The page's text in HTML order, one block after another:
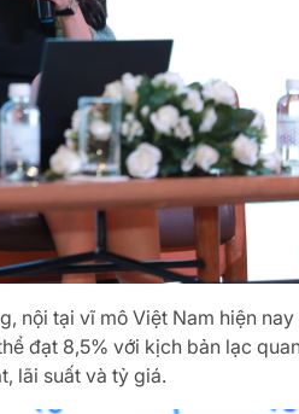
nội tại vĩ mô Việt Nam hiện
đạt 8,5% với kịch bản lạc
lãi suất và tỷ giá.